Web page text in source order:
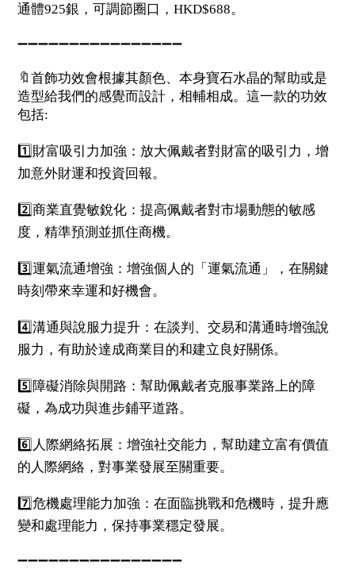
通體925銀，可調節圈口， HKD$688。
➖➖➖➖➖➖➖➖➖➖➖➖➖➖➖➖
🔖 首飾功效會根據其顏色、本身寶石水晶的幫助或是
造型給我們的感覺而設計，相輔相成。這一款的功效
包括:
1️⃣ 財富吸引力加強：放大佩戴者對財富的吸引力，增
加意外財運和投資回報。
2️⃣商業直覺敏銳化：提高佩戴者對市場動態的敏感
度，精準預測並抓住商機。
3️⃣運氣流通增強：增強個人的「運氣流通」，在關鍵
時刻帶來幸運和好機會。
4️⃣溝通與說服力提升：在談判、交易和溝通時增強說
服力，有助於達成商業目的和建立良好關係。
5️⃣ 障礙消除與開路：幫助佩戴者克服事業路上的障
礙，為成功與進步鋪平道路。
6️⃣ 人際網絡拓展：增強社交能力，幫助建立富有價值
的人際網絡，對事業發展至關重要。
7️⃣危機處理能力加強：在面臨挑戰和危機時，提升應
變和處理能力，保持事業穩定發展。
➖➖➖➖➖➖➖➖➖➖➖➖➖➖➖➖